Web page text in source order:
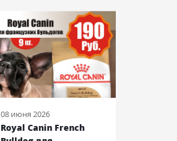
08 июня 2026
Royal Canin French